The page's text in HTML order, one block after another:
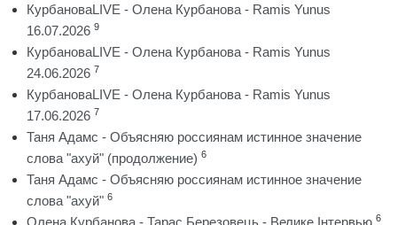
КурбановаLIVE - Олена Курбанова - Ramis Yunus
16.07.2026 9
КурбановаLIVE - Олена Курбанова - Ramis Yunus
24.06.2026 7
КурбановаLIVE - Олена Курбанова - Ramis Yunus
17.06.2026 7
Таня Адамс - Объясняю россиянам истинное значение
слова "ахуй" (продолжение) 6
Таня Адамс - Объясняю россиянам истинное значение
слова "ахуй" 6
Олена Курбанова - Тарас Березовець - Велике Інтервью 6